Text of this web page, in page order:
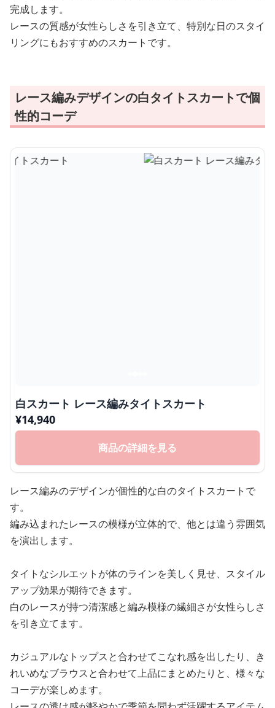
完成します。
レースの質感が女性らしさを引き立て、特別な日のスタイ
リングにもおすすめのスカートです。
レース編みデザインの白タイトスカートで個
性的コーデ
白スカート レース編みタイトスカート
¥14,940
商品の詳細を見る
レース編みのデザインが個性的な白のタイトスカートで
す。
編み込まれたレースの模様が立体的で、他とは違う雰囲気
を演出します。
タイトなシルエットが体のラインを美しく見せ、スタイル
アップ効果が期待できます。
白のレースが持つ清潔感と編み模様の繊細さが女性らしさ
を引き立てます。
カジュアルなトップスと合わせてこなれ感を出したり、き
れいめなブラウスと合わせて上品にまとめたりと、様々な
コーデが楽しめます。